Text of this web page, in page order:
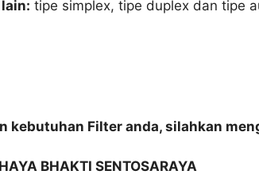
tipe simplex, tipe duplex dan tipe
kebutuhan Filter anda, silahkan
BHAKTI SENTOSARAYA